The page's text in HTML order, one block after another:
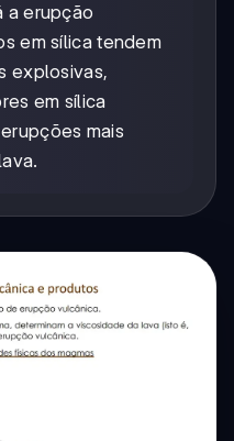
a erupção
em sílica tendem
explosivas,
em sílica
mais